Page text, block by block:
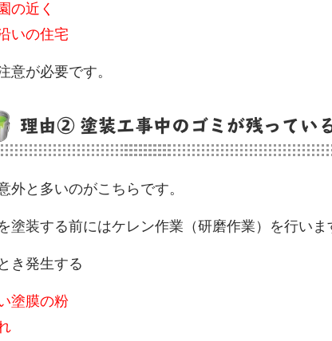
の近く
いの住宅
意が必要です。
理由② 塗装工事中のゴミが残ってい
外と多いのがこちらです。
塗装する前にはケレン作業（研磨作業）を行いま
き発生する
塗膜の粉